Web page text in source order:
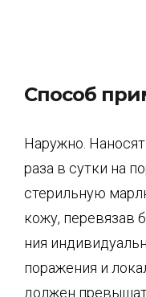
Способ
Наружно.
раза в сутки на
стерильную
кожу, перевязав
ния
поражения и
должен